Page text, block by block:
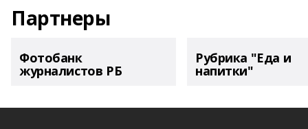
Партнеры
Фотобанк
журналистов РБ
Рубрика "Еда и
напитки"